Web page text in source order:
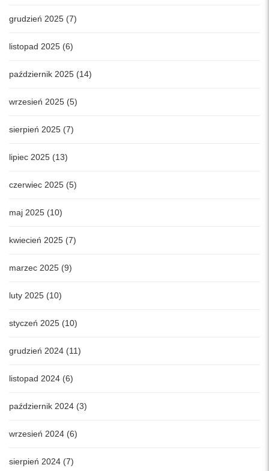
grudzień 2025 (7)
listopad 2025 (6)
październik 2025 (14)
wrzesień 2025 (5)
sierpień 2025 (7)
lipiec 2025 (13)
czerwiec 2025 (5)
maj 2025 (10)
kwiecień 2025 (7)
marzec 2025 (9)
luty 2025 (10)
styczeń 2025 (10)
grudzień 2024 (11)
listopad 2024 (6)
październik 2024 (3)
wrzesień 2024 (6)
sierpień 2024 (7)